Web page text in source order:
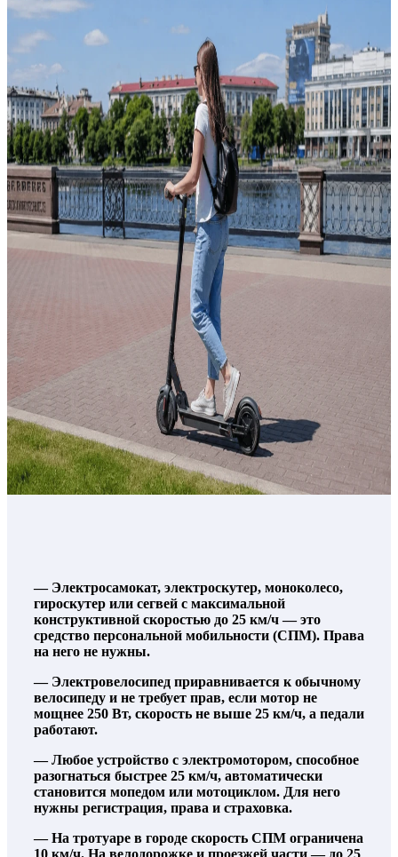
— Электросамокат, электроскутер, моноколесо,
гироскутер или сегвей с максимальной
конструктивной скоростью до 25 км/ч — это
средство персональной мобильности (СПМ). Права
на него не нужны.
— Электровелосипед приравнивается к обычному
велосипеду и не требует прав, если мотор не
мощнее 250 Вт, скорость не выше 25 км/ч, а педали
работают.
— Любое устройство с электромотором, способное
разогнаться быстрее 25 км/ч, автоматически
становится мопедом или мотоциклом. Для него
нужны регистрация, права и страховка.
— На тротуаре в городе скорость СПМ ограничена
10 км/ч. На велодорожке и проезжей части — до 25